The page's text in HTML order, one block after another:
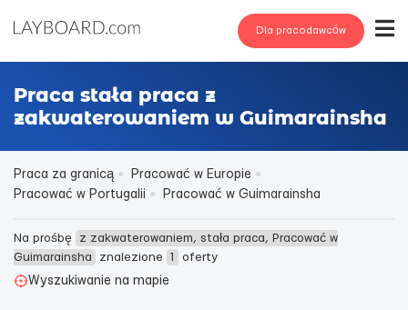
Dla pracodawców
Praca stała praca z
zakwaterowaniem w Guimarainsha
Praca za granicą
Pracować w Europie
Pracować w Portugalii
Pracować w Guimarainsha
Na prośbę
z zakwaterowaniem, stała praca, Pracować w
Guimarainsha
znalezione 1
oferty
Wyszukiwanie na mapie